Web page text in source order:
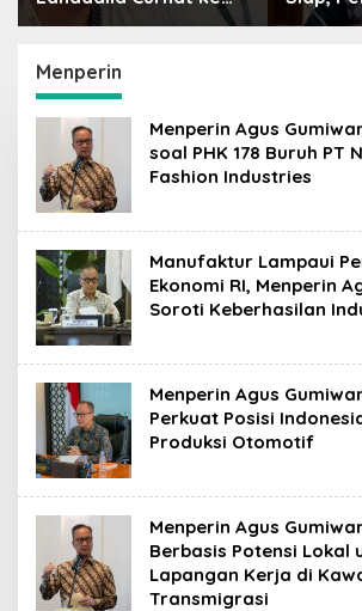
Raffi Ahmad: Saya
Pencipta Lagu MBG,
Ajak Makan
Menperin
Menperin Agus
soal PHK 178 Buruh PT
Fashion Industries
Manufaktur Lampaui
Ekonomi RI, Menperin
Soroti Keberhasilan
Menperin Agus
Perkuat Posisi
Produksi Otomotif
Menperin Agus
Berbasis Potensi Lokal
Lapangan Kerja di
Transmigrasi